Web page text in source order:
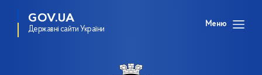
GOV.UA
Державні сайти України
Меню